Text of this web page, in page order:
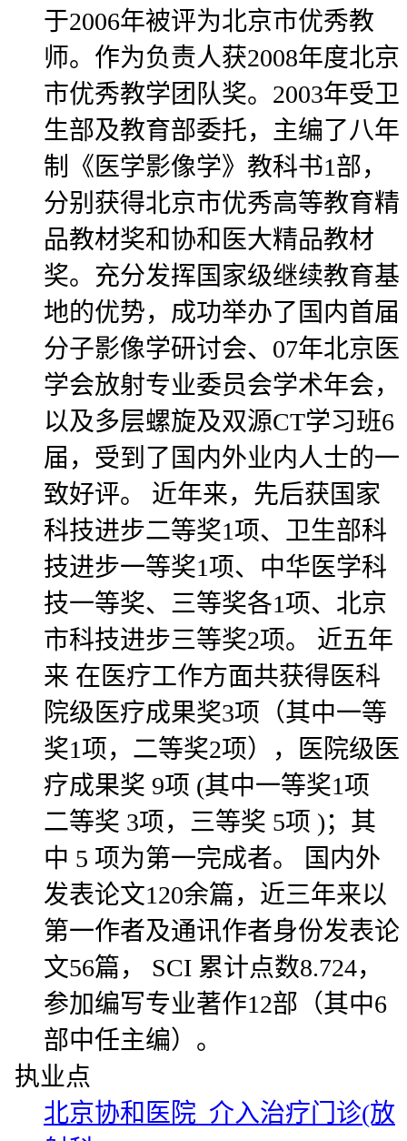
于2006年被评为北京市优秀教
师。作为负责人获2008年度北京
市优秀教学团队奖。2003年受卫
生部及教育部委托，主编了八年
制《医学影像学》教科书1部，
分别获得北京市优秀高等教育精
品教材奖和协和医大精品教材
奖。充分发挥国家级继续教育基
地的优势，成功举办了国内首届
分子影像学研讨会、07年北京医
学会放射专业委员会学术年会，
以及多层螺旋及双源CT学习班6
届，受到了国内外业内人士的一
致好评。 近年来，先后获国家
科技进步二等奖1项、卫生部科
技进步一等奖1项、中华医学科
技一等奖、三等奖各1项、北京
市科技进步三等奖2项。 近五年
来 在医疗工作方面共获得医科
院级医疗成果奖3项（其中一等
奖1项，二等奖2项），医院级医
疗成果奖 9项 (其中一等奖1项
二等奖 3项，三等奖 5项 )；其
中 5 项为第一完成者。 国内外
发表论文120余篇，近三年来以
第一作者及通讯作者身份发表论
文56篇， SCI 累计点数8.724，
参加编写专业著作12部（其中6
部中任主编）。
执业点
北京协和医院 介入治疗门诊(放